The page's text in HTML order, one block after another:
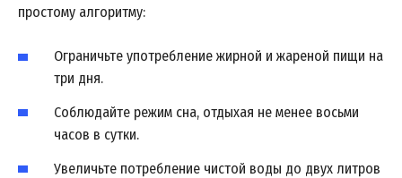
простому алгоритму:
Ограничьте употребление жирной и жареной пищи на
три дня.
Соблюдайте режим сна, отдыхая не менее восьми
часов в сутки.
Увеличьте потребление чистой воды до двух литров